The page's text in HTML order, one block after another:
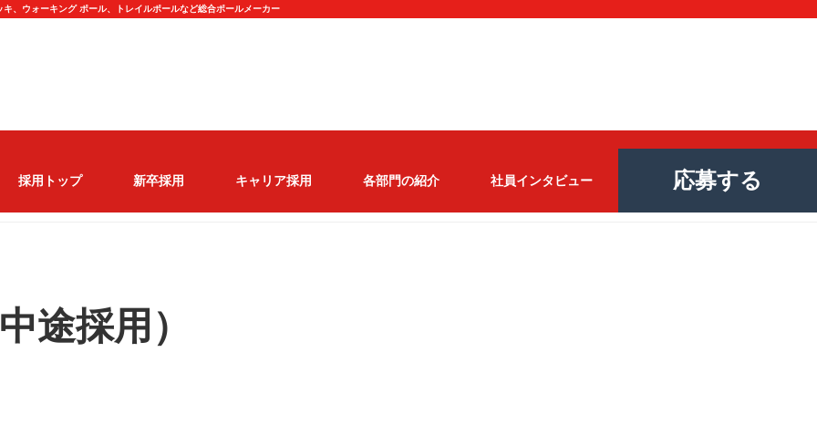
、ウォーキング ポール、トレイルポールなど総合ポールメーカー
採用トップ 新卒採用 キャリア採用 各部門の紹介 社員インタビュー 応募する
途採用）